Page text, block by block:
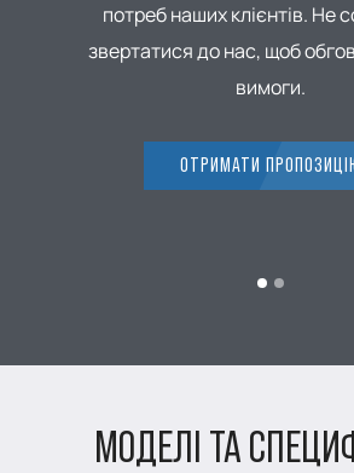
потреб наших клієнтів. Не
звертатися до нас, щоб
вимоги.
ОТРИМАТИ
МОДЕЛІ ТА